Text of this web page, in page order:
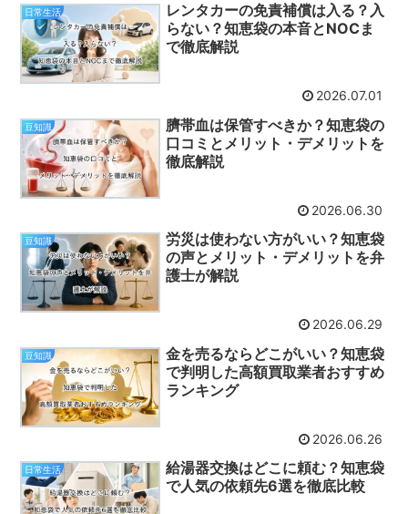
日常生活
レンタカーの免責補償は入る？入
らない？知恵袋の本音とNOCま
で徹底解説
2026.07.01
豆知識
臍帯血は保管すべきか？知恵袋の
口コミとメリット・デメリットを
徹底解説
2026.06.30
豆知識
労災は使わない方がいい？知恵袋
の声とメリット・デメリットを弁
護士が解説
2026.06.29
豆知識
金を売るならどこがいい？知恵袋
で判明した高額買取業者おすすめ
ランキング
2026.06.26
日常生活
給湯器交換はどこに頼む？知恵袋
で人気の依頼先6選を徹底比較